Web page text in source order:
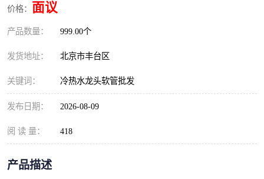
价格： 面议
产品数量： 999.00个
发货地址： 北京市丰台区
关键词： 冷热水龙头软管批发
发布日期： 2026-08-09
阅 读 量： 418
产品描述